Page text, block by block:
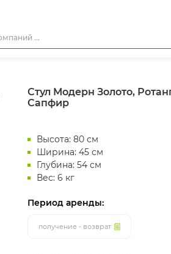
Стул Модерн Золото,
Сапфир
Высота: 80 см
Ширина: 45 см
Глубина: 54 см
Вес: 6 кг
Период аренды:
получение - возврат